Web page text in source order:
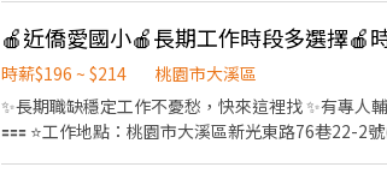
貼) ➡️好工作不等人~找的就是你!有意願者盡快應徵唷⬅️ ================================ ⭐️⭐️⭐️⭐️⬇️⬇️ 應徵方式看這邊
⬇️⬇️ ⭐️⭐️⭐️⭐️ ❤️應徵ఠఠ請洽❤️ ꕤ公司官方 ʟɪɴᴇ 詢
缺唷!!!) ꕤ電話諮詢：0906-198-333（卡拉專員）
時薪$196 ~ $214
桃園市大溪區
✨長期職缺穩定工作不憂愁，快來這裡找 ✨有專人輔導、免經
🟰🟰🟰 ⭐️工作地點：桃園市大溪區新光東路76巷22-2號(近僑愛國小、僑愛新村、金蘭博物館) ⭐️領薪方式：匯款(週/月匯) ⭐️休假制